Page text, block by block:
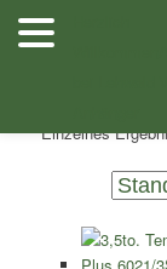
Zum
Inhalt
Zum
sekundären
Shop
Einzelnes